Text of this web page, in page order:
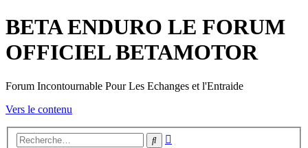
BETA ENDURO LE FORUM
OFFICIEL BETAMOTOR
Forum Incontournable Pour Les Echanges et l'Entraide
Vers le contenu
Rechercher